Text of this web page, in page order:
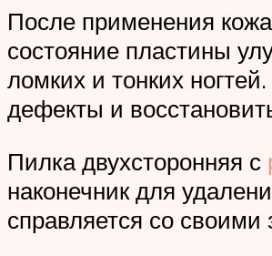
После применения
состояние пластины
ломких и тонких ногтей.
дефекты и
Пилка двухсторонняя с
наконечник для
справляется со